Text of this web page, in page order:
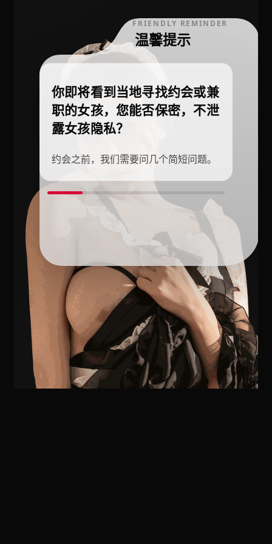
FRIENDLY REMINDER
温馨提示
你即将看到当地寻找约会或兼
职的女孩，您能否保密，不泄
露女孩隐私？
约会之前，我们需要问几个简短问题。